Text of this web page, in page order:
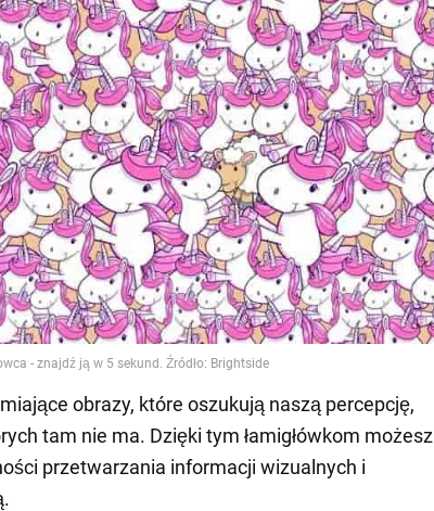
obrazy, które oszukują naszą percepcję,
tam nie ma. Dzięki tym łamigłówkom możesz
przetwarzania informacji wizualnych i